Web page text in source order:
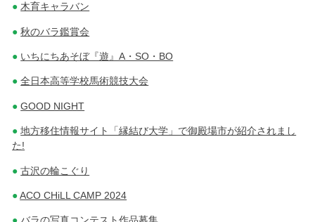
木育キャラバン
秋のバラ鑑賞会
いちにちあそぼ『遊』A・SO・BO
全日本高等学校馬術競技大会
GOOD NIGHT
地方移住情報サイト「縁結び大学」で御殿場市が紹介されまし
た!
古沢の輪こぐり
ACO CHiLL CAMP 2024